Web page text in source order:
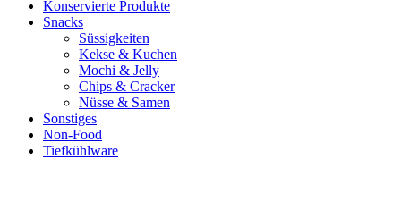
Konservierte Produkte
Snacks
Süssigkeiten
Kekse & Kuchen
Mochi & Jelly
Chips & Cracker
Nüsse & Samen
Sonstiges
Non-Food
Tiefkühlware